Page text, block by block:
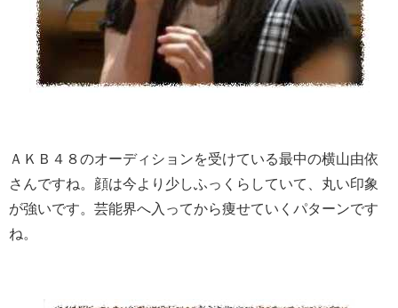
ＡＫＢ４８のオーディションを受けている最中の横山由依
さんですね。顔は今より少しふっくらしていて、丸い印象
が強いです。芸能界へ入ってから痩せていくパターンです
ね。